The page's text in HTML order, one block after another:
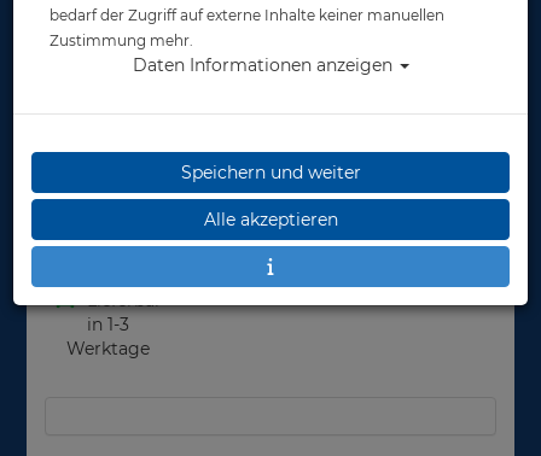
Herstellerpreis: 449,00 €
299,00 €*
Lieferbar
in 1-3
Werktage
bedarf der Zugriff auf externe Inhalte keiner manuellen
Zustimmung mehr.
Daten Informationen anzeigen
Speichern und weiter
Alle akzeptieren